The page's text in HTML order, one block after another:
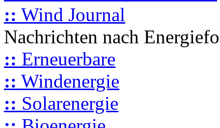
:: Wind Journal
Nachrichten nach
:: Erneuerbare
:: Windenergie
:: Solarenergie